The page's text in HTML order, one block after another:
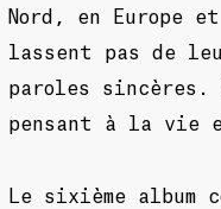
Nord, en Europe
lassent pas de
paroles sincères.
pensant à la vie
Le sixième